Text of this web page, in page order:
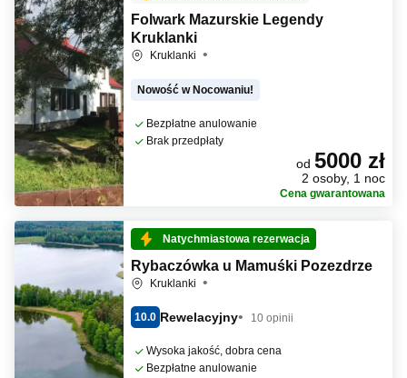
Folwark Mazurskie Legendy
Kruklanki
Kruklanki
Nowość w Nocowaniu!
Bezpłatne anulowanie
Brak przedpłaty
od 5000 zł
2 osoby, 1 noc
Cena gwarantowana
Natychmiastowa rezerwacja
Rybaczówka u Mamuśki Pozezdrze
Kruklanki
10.0 Rewelacyjny 10 opinii
Wysoka jakość, dobra cena
Bezpłatne anulowanie